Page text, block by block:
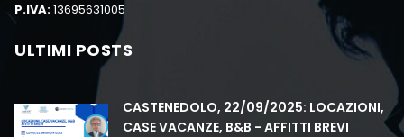
P.IVA:13695631005
ULTIMI POSTS
CASTENEDOLO, 22/09/2025: LOCAZIONI,
CASE VACANZE, B&B - AFFITTI BREVI